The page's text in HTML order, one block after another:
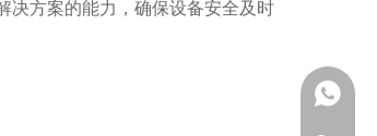
决方案的能力，确保设备安全及时
+ 86-